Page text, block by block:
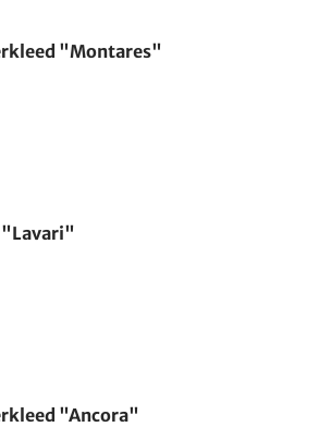
"Montares"
"Lavari"
"Ancora"